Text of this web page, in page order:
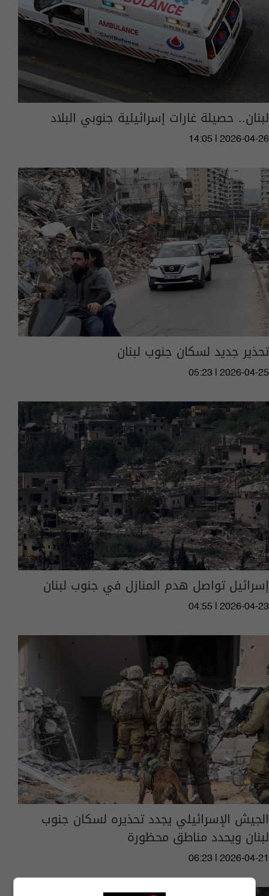
لبنان.. حصيلة غارات إسرائيلية جنوبي البلاد
14:05 | 2026-04-26
تحذير جديد لسكان جنوب لبنان
05:23 | 2026-04-25
إسرائيل تواصل هدم المنازل في جنوب لبنان
04:55 | 2026-04-23
الجيش الإسرائيلي يجدد تحذيره لسكان جنوب
لبنان ويحدد مناطق محظورة
06:23 | 2026-04-21